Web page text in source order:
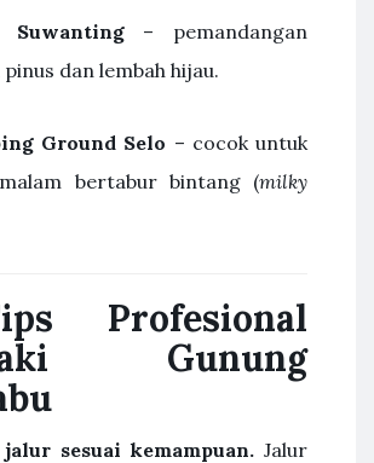
Suwanting– pemandangan
dan lembah hijau.
Ground Selo – cocok untuk
bertabur bintang (milky
Profesional
Gunung
sesuai kemampuan. Jalur